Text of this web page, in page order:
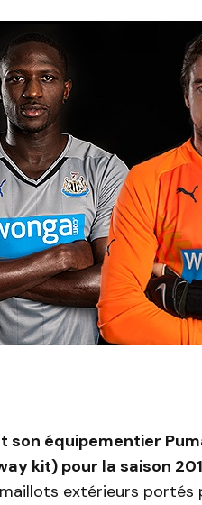
son équipementier
kit) pour la saison
extérieurs